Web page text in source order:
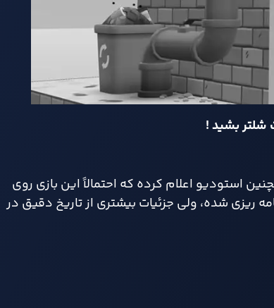
شلتر بشید !
استودیو اعلام کرده که احتمالاً این بازی روی
ریزی شده، ولی جزئیات بیشتری از تاریخ دقیق در